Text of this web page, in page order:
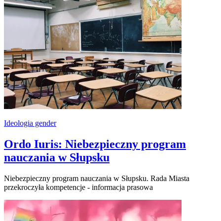
Ideologia gender
Ordo Iuris: Niebezpieczny program
nauczania w Słupsku
Niebezpieczny program nauczania w Słupsku. Rada Miasta
przekroczyła kompetencje - informacja prasowa